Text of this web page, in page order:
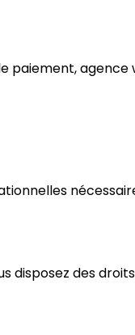
paiement,
disposez des